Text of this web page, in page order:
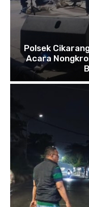
Polsek
Acara